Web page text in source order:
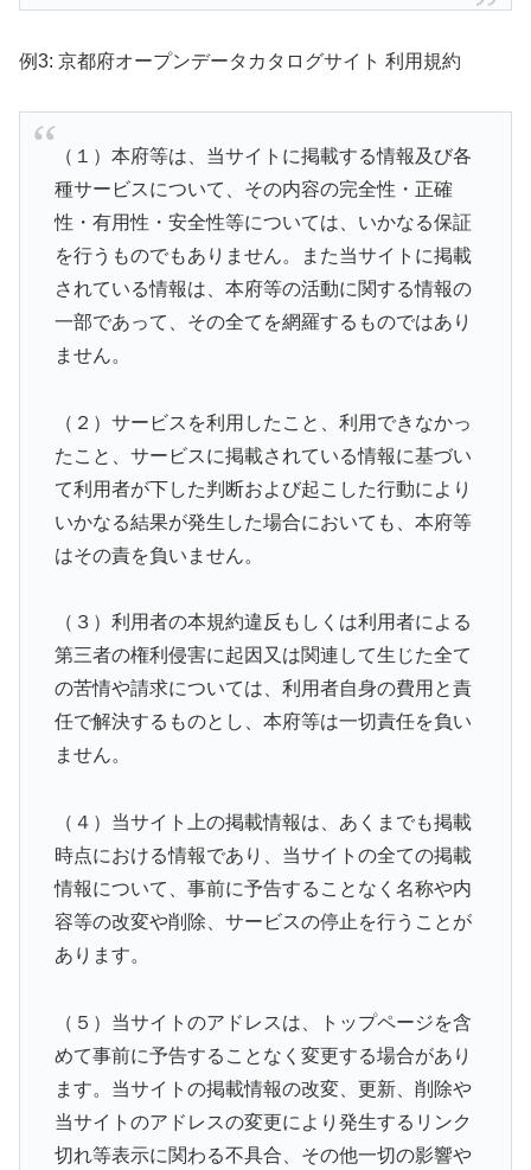
例3: 京都府オープンデータカタログサイト 利用規約
（１）本府等は、当サイトに掲載する情報及び各
種サービスについて、その内容の完全性・正確
性・有用性・安全性等については、いかなる保証
を行うものでもありません。また当サイトに掲載
されている情報は、本府等の活動に関する情報の
一部であって、その全てを網羅するものではあり
ません。
（２）サービスを利用したこと、利用できなかっ
たこと、サービスに掲載されている情報に基づい
て利用者が下した判断および起こした行動により
いかなる結果が発生した場合においても、本府等
はその責を負いません。
（３）利用者の本規約違反もしくは利用者による
第三者の権利侵害に起因又は関連して生じた全て
の苦情や請求については、利用者自身の費用と責
任で解決するものとし、本府等は一切責任を負い
ません。
（４）当サイト上の掲載情報は、あくまでも掲載
時点における情報であり、当サイトの全ての掲載
情報について、事前に予告することなく名称や内
容等の改変や削除、サービスの停止を行うことが
あります。
（５）当サイトのアドレスは、トップページを含
めて事前に予告することなく変更する場合があり
ます。当サイトの掲載情報の改変、更新、削除や
当サイトのアドレスの変更により発生するリンク
切れ等表示に関わる不具合、その他一切の影響や